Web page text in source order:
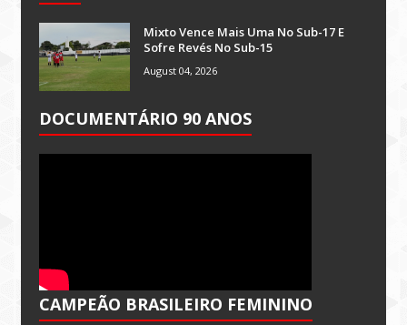
Mixto Vence Mais Uma No Sub-17 E
Sofre Revés No Sub-15
August 04, 2026
DOCUMENTÁRIO 90 ANOS
CAMPEÃO BRASILEIRO FEMININO